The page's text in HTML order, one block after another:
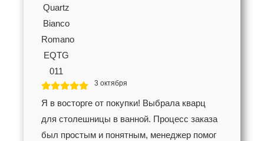
3 октября
Я в восторге от покупки! Выбрала кварц
для столешницы в ванной. Процесс заказа
был простым и понятным, менеджер помог